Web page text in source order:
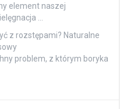
element naszej
…
z rozstępami? Naturalne
problem, z którym boryka